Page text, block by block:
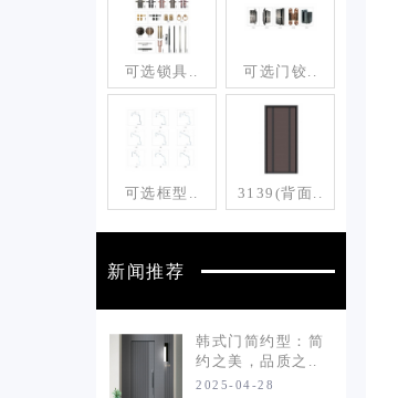
可选锁具.. 可选门铰..
可选框型.. 3139(背面..
新闻推荐
韩式门简约型：简
约之美，品质之..
2025-04-28